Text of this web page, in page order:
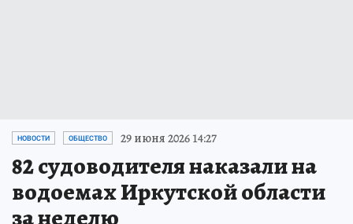
НОВОСТИ ОБЩЕСТВО 29 июня 2026 14:27
82 судоводителя наказали на
водоемах Иркутской области
за неделю